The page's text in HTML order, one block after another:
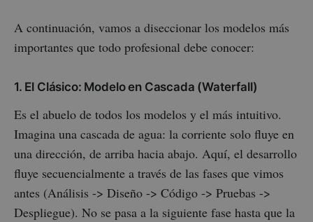
A continuación, vamos a diseccionar los modelos más
importantes que todo profesional debe conocer:
1. El Clásico: Modelo en Cascada (Waterfall)
Es el abuelo de todos los modelos y el más intuitivo.
Imagina una cascada de agua: la corriente solo fluye en
una dirección, de arriba hacia abajo. Aquí, el desarrollo
fluye secuencialmente a través de las fases que vimos
antes (Análisis -> Diseño -> Código -> Pruebas ->
Despliegue). No se pasa a la siguiente fase hasta que la